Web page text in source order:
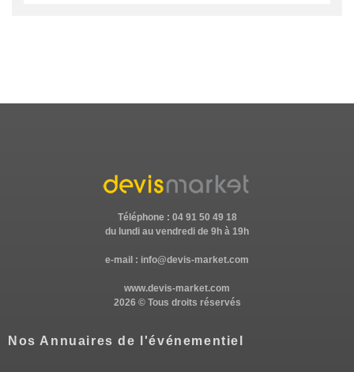
Téléphone : 04 91 50 49 18
du lundi au vendredi de 9h à 19h
e-mail : info@devis-market.com
www.devis-market.com
2026 © Tous droits réservés
Nos Annuaires de l'événementiel